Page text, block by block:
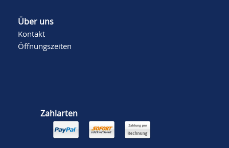
Über uns
Kontakt
Öffnungszeiten
Zahlarten